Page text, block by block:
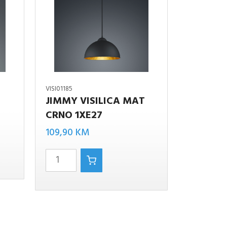
VISI01185
JIMMY VISILICA MAT
CRNO 1XE27
109,90 KM
JIMMY
VISILICA
1XE27
količina